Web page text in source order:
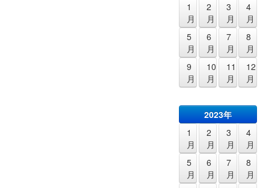
1
月
2
月
3
月
4
月
5
月
6
月
7
月
8
月
9
月
10
月
11
月
12
月
2023年
1
月
2
月
3
月
4
月
5
月
6
月
7
月
8
月